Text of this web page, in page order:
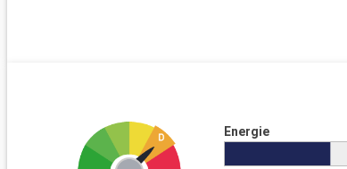
Energie